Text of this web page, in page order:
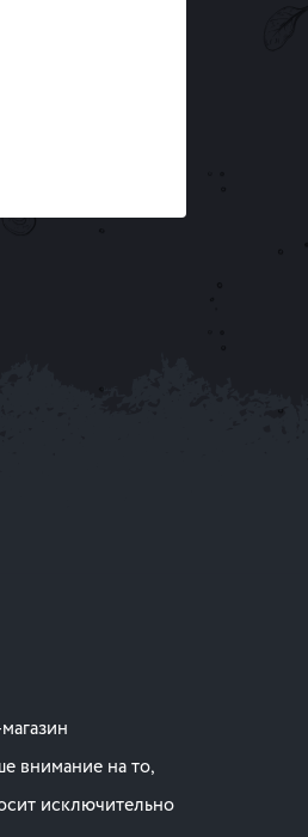
внимание на то,
исключительно